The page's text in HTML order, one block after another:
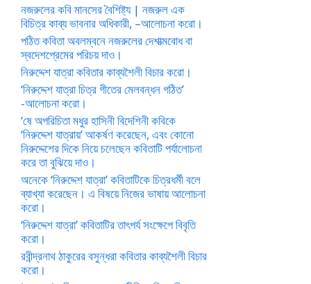
নজরুলের কবি মানসের বৈশিষ্ট্য | নজরুল এক
বিচিত্র কাব্য ভাবনার অধিকারী, –আলোচনা করো।
পঠিত কবিতা অবলম্বনে নজরুলের দেশাত্মবোধ বা
স্বদেশপ্রেমের পরিচয় দাও।
নিরুদ্দেশ যাত্রা কবিতার কাব্যশৈলী বিচার করো।
‘নিরুদ্দেশ যাত্রা চিত্র গীতের মেলবন্ধন গঠিত’
-আলোচনা করো।
‘ষে অপরিচিতা মধুর হাসিনী বিদেশিনী কবিকে
‘নিরুদ্দেশ যাত্রায়’ আকর্ষণ করেছেন, এবং কোনো
নিরুদ্দেশের দিকে নিয়ে চলেছেন কবিতাটি পর্যালোচনা
করে তা বুঝিয়ে দাও।
অনেকে ‘নিরুদ্দেশ যাত্রা’ কবিতাটিকে চিত্রধর্মী বলে
ব্যাখ্যা করেছেন। এ বিষয়ে নিজের ভাষায় আলোচনা
করো।
‘নিরুদ্দেশ যাত্রা’ কবিতাটির তাৎপর্য সংক্ষেপে বিবৃতি
করো।
রবীন্দ্রনাথ ঠাকুরের বসুন্ধরা কবিতার কাব্যশৈলী বিচার
করো।